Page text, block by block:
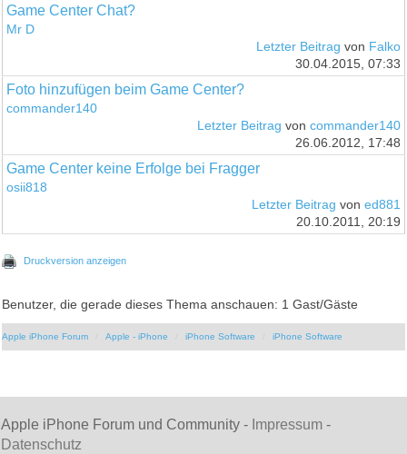
Game Center Chat?
Mr D
Letzter Beitrag von Falko
30.04.2015, 07:33
Foto hinzufügen beim Game Center?
commander140
Letzter Beitrag von commander140
26.06.2012, 17:48
Game Center keine Erfolge bei Fragger
osii818
Letzter Beitrag von ed881
20.10.2011, 20:19
Druckversion anzeigen
Benutzer, die gerade dieses Thema anschauen: 1 Gast/Gäste
Apple iPhone Forum Apple - iPhone iPhone Software iPhone Software
Apple iPhone Forum und Community - Impressum -
Datenschutz